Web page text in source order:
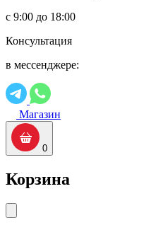
с 9:00 до 18:00
Консультация
в мессенджере:
Магазин
0
Корзина